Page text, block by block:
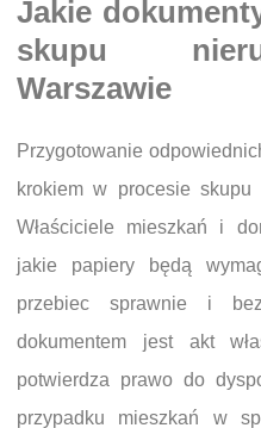
Jakie
skupu
Warszawie
Przygotowanie
krokiem w procesie skupu
Właściciele mieszkań i
jakie papiery będą
przebiec sprawnie i
dokumentem jest akt
potwierdza prawo do
przypadku mieszkań w